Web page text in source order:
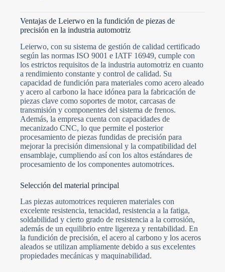
Ventajas de Leierwo en la fundición de piezas de
precisión en la industria automotriz
Leierwo, con su sistema de gestión de calidad certificado
según las normas ISO 9001 e IATF 16949, cumple con
los estrictos requisitos de la industria automotriz en cuanto
a rendimiento constante y control de calidad. Su
capacidad de fundición para materiales como acero aleado
y acero al carbono la hace idónea para la fabricación de
piezas clave como soportes de motor, carcasas de
transmisión y componentes del sistema de frenos.
Además, la empresa cuenta con capacidades de
mecanizado CNC, lo que permite el posterior
procesamiento de piezas fundidas de precisión para
mejorar la precisión dimensional y la compatibilidad del
ensamblaje, cumpliendo así con los altos estándares de
procesamiento de los componentes automotrices.
Selección del material principal
Las piezas automotrices requieren materiales con
excelente resistencia, tenacidad, resistencia a la fatiga,
soldabilidad y cierto grado de resistencia a la corrosión,
además de un equilibrio entre ligereza y rentabilidad. En
la fundición de precisión, el acero al carbono y los aceros
aleados se utilizan ampliamente debido a sus excelentes
propiedades mecánicas y maquinabilidad.